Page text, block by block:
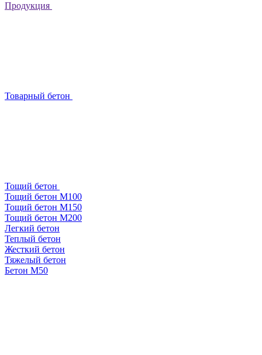
Продукция
Товарный бетон
Тощий бетон
Тощий бетон М100
Тощий бетон М150
Тощий бетон М200
Легкий бетон
Теплый бетон
Жесткий бетон
Тяжелый бетон
Бетон М50